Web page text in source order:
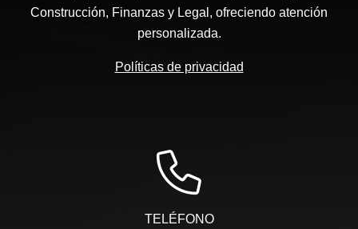
Construcción, Finanzas y Legal, ofreciendo atención
personalizada.
Políticas de privacidad
TELÉFONO